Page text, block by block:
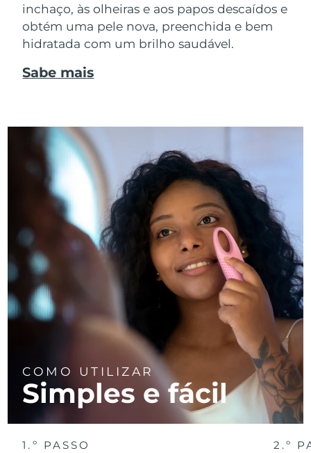
inchaço, às olheiras e aos papos descaídos e
obtém uma pele nova, preenchida e bem
hidratada com um brilho saudável.
Sabe mais
COMO UTILIZAR
Simples e fácil
1.º PASSO 2.º